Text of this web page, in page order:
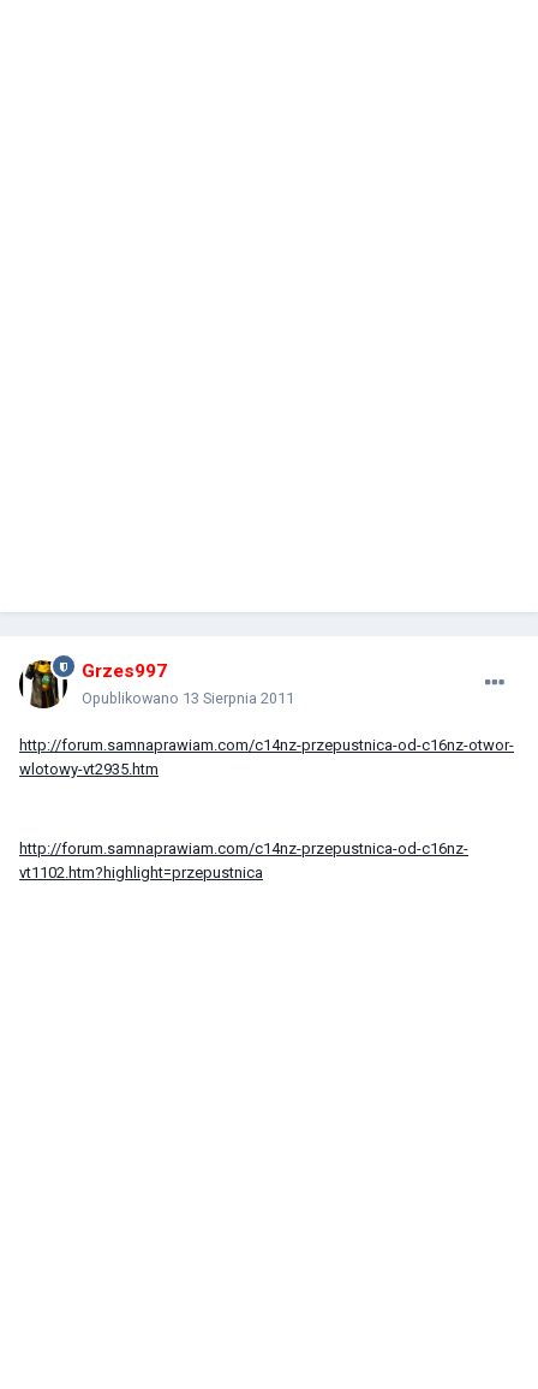
Grzes997
Opublikowano 13 Sierpnia 2011
http://forum.samnaprawiam.com/c14nz-przepustnica-od-c16nz-otwor-
wlotowy-vt2935.htm
http://forum.samnaprawiam.com/c14nz-przepustnica-od-c16nz-
vt1102.htm?highlight=przepustnica